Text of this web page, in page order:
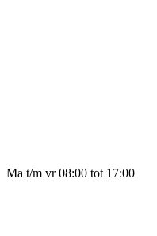
Ma t/m vr 08:00 tot 17:00